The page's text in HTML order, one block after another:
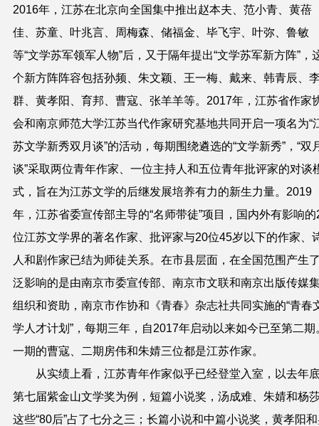
2016年，江苏在北京向全国集中推出赵本夫、范小青、黄蓓
佳、苏童、叶兆言、周梅森、储福金、毕飞宇、叶弥、鲁敏
等“文学苏军领军人物”后，又于隔年提出“文学苏军新方阵”，
个新方阵阵容包括孙频、朱文颖、王一梅、戴来、韩青辰、
群、黄孝阳、育邦、曹寇、张羊羊等。2017年，江苏省作家
会和南京师范大学江苏当代作家研究基地共同开启一项名为“
苏文学新秀双月谈”的活动，每期围绕遴选的“文学新秀”，“双
谈”采取两位青年作家、一位主持人和五位青年批评家的对谈
式，旨在为江苏文学的后继发展培养有力的新生力量。2019
年，江苏省委宣传部主导的“名师带徒”项目，国内外有影响的
位江苏文学界的著名作家、批评家与20位45岁以下的作家、
人和剧作家已结为师徒关系。在市县层面，在全国范围产生
泛影响的是由南京市委宣传部、南京市文联和南京出版传媒
组织和资助，南京市作协和《青春》杂志社共同实施的“青春
学人才计划”，每期三年，自2017年启动以来如今已至第二期
一期的曹寇、二期房伟和朱婧三位都是江苏作家。
从实绩上看，江苏青年作家似乎已经登堂入室，以去年
第七届紫金山文学奖为例，短篇小说奖，汤成难、朱婧和杨
这些“80后”占了七分之三；长篇小说和中篇小说奖，黄孝阳